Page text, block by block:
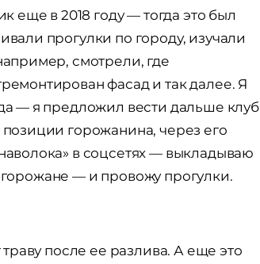
еще в 2018 году — тогда это был
прогулки по городу, изучали
смотрели, где
фасад и так далее. Я
— я предложил вести дальше клуб
горожанина, через его
в соцсетях — выкладываю
горожане — и провожу прогулки.
после ее разлива. А еще это